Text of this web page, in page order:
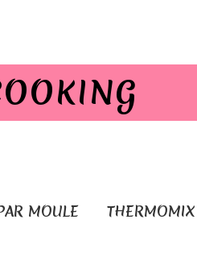
MOULE THERMOMIX